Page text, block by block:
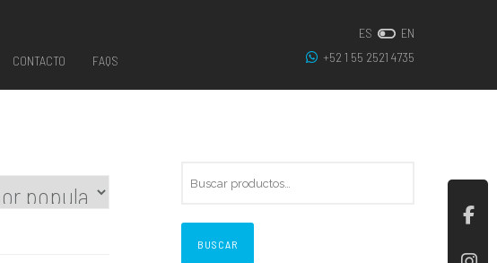
CONTACTO FAQS
ES
EN
+52 1 55 2521 4735
BUSCAR